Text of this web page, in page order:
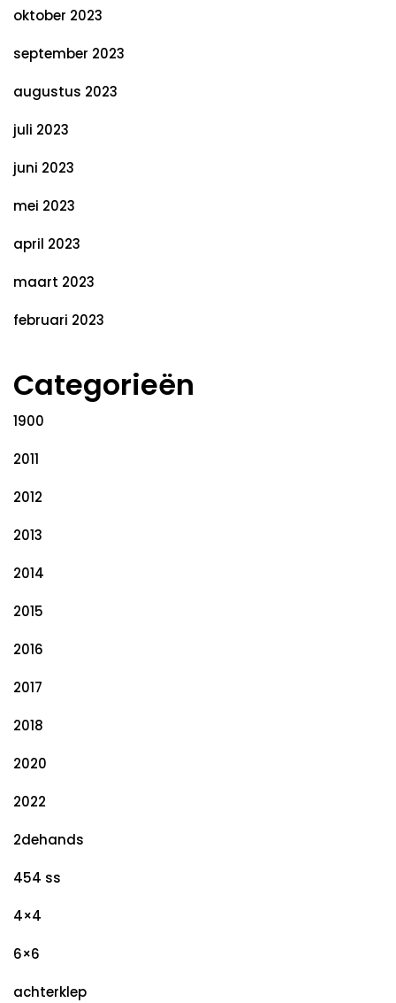
oktober 2023
september 2023
augustus 2023
juli 2023
juni 2023
mei 2023
april 2023
maart 2023
februari 2023
Categorieën
1900
2011
2012
2013
2014
2015
2016
2017
2018
2020
2022
2dehands
454 ss
4×4
6×6
achterklep